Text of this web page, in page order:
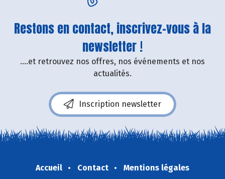
Restons en contact, inscrivez-vous à la
newsletter !
....et retrouvez nos offres, nos événements et nos
actualités.
Inscription newsletter
Accueil Contact
Mentions légales